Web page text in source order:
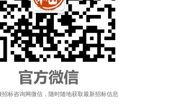
招标咨询网微信，随时随地获取最新招标信息